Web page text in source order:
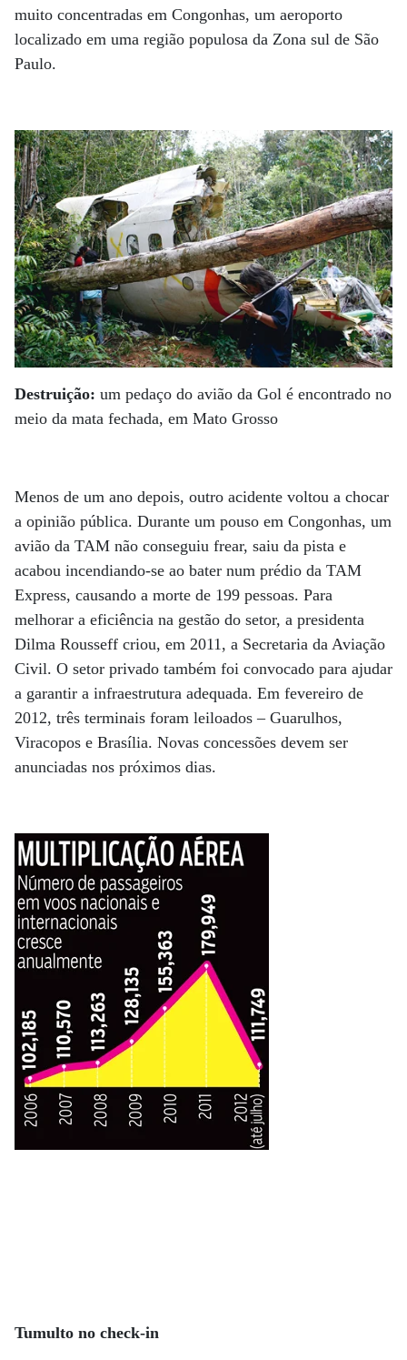
muito concentradas em Congonhas, um aeroporto
localizado em uma região populosa da Zona sul de São
Paulo.
Destruição: um pedaço do avião da Gol é encontrado no
meio da mata fechada, em Mato Grosso
Menos de um ano depois, outro acidente voltou a chocar
a opinião pública. Durante um pouso em Congonhas, um
avião da TAM não conseguiu frear, saiu da pista e
acabou incendiando-se ao bater num prédio da TAM
Express, causando a morte de 199 pessoas. Para
melhorar a eficiência na gestão do setor, a presidenta
Dilma Rousseff criou, em 2011, a Secretaria da Aviação
Civil. O setor privado também foi convocado para ajudar
a garantir a infraestrutura adequada. Em fevereiro de
2012, três terminais foram leiloados – Guarulhos,
Viracopos e Brasília. Novas concessões devem ser
anunciadas nos próximos dias.
Tumulto no check-in